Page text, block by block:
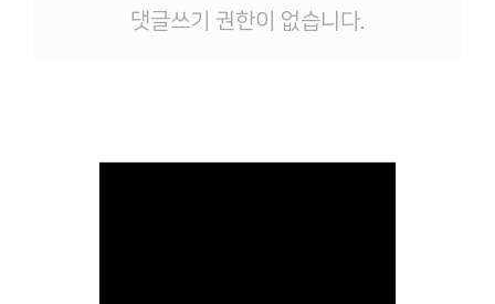
댓글쓰기 권한이 없습니다.